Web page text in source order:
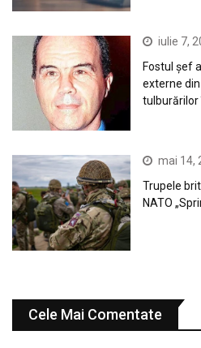
iulie 7,
Fostul șef
externe
tulburărilor
mai 14,
Trupele
NATO
Cele Mai Comentate